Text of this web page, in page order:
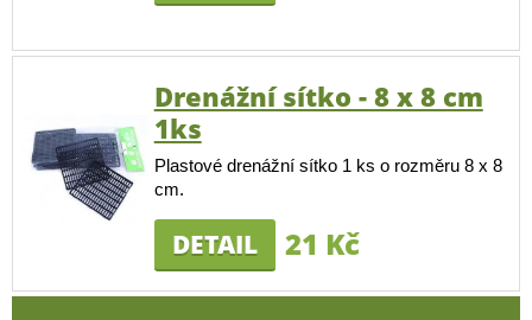
Drenážní sítko - 8 x 8 cm
1ks
Plastové drenážní sítko 1 ks o rozměru 8 x 8
cm.
DETAIL 21 Kč